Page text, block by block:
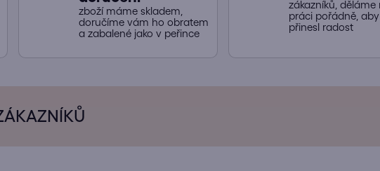
zboží máme skladem,
doručíme vám ho obratem
a zabalené jako v peřince
zákazníků, děláme
práci pořádně,
přinesl radost